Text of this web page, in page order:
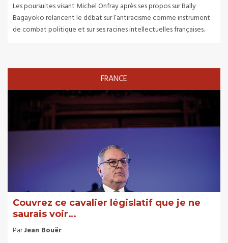
Les poursuites visant Michel Onfray après ses propos sur Bally
Bagayoko relancent le débat sur l’antiracisme comme instrument
de combat politique et sur ses racines intellectuelles françaises.
FRANCE
Couvrez ce cavalier législatif que je ne
saurais voir…
ParJean Bouër